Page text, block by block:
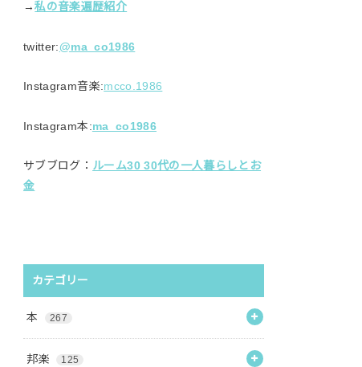
→私の音楽遍歴紹介
twitter:@ma_co1986
Instagram音楽:mcco.1986
Instagram本:ma_co1986
サブブログ： ルーム30 30代の一人暮らしとお
金
カテゴリー
本 267
邦楽 125